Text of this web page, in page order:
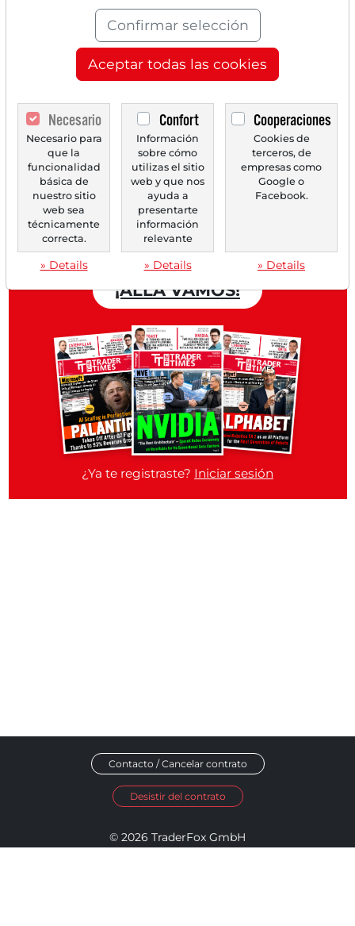
Cada mes,2 números de prueba
del periódico Trader de forma
gratuita.
personalcon un resumen de las
noticias sobre tu acción.
Trader Times
Cuenta gratuita
¡ALLÁ VAMOS!
¿Ya te registraste? Iniciar sesión
Confirmar selección
Aceptar todas las cookies
Necesario
Necesario para
que la
funcionalidad
básica de
nuestro sitio
web sea
técnicamente
correcta.
» Details
Confort
Información
sobre cómo
utilizas el sitio
web y que nos
ayuda a
presentarte
información
relevante
» Details
Cooperaciones
Cookies de
terceros, de
empresas como
Google o
Facebook.
» Details
Contacto / Cancelar contrato
Desistir del contrato
© 2026 TraderFox GmbH